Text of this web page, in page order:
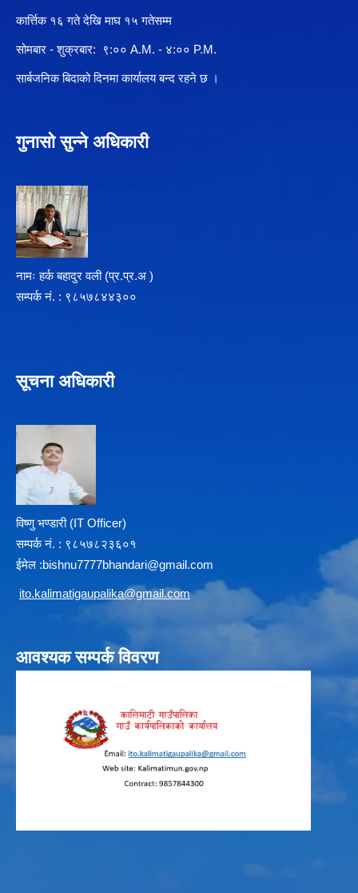
कार्त्तिक १६ गते देखि माघ १५ गतेसम्म
सोमबार - शुक्रबार: ९:०० A.M. - ४:०० P.M.
सार्बजनिक बिदाको दिनमा कार्यालय बन्द रहने छ ।
गुनासो सुन्ने अधिकारी
नामः हर्क बहादुर वली (प्र‍.प्र.अ )
सम्पर्क न‌ं. : ९८५७८४४३००
सूचना अधिकारी
विष्णु भण्डारी (IT Officer)
सम्पर्क न‌ं. : ९८५७८२३६०१
ईमेल :bishnu7777bhandari@gmail.com
ito.kalimatigaupalika@gmail.com
आवश्यक सम्पर्क विवरण